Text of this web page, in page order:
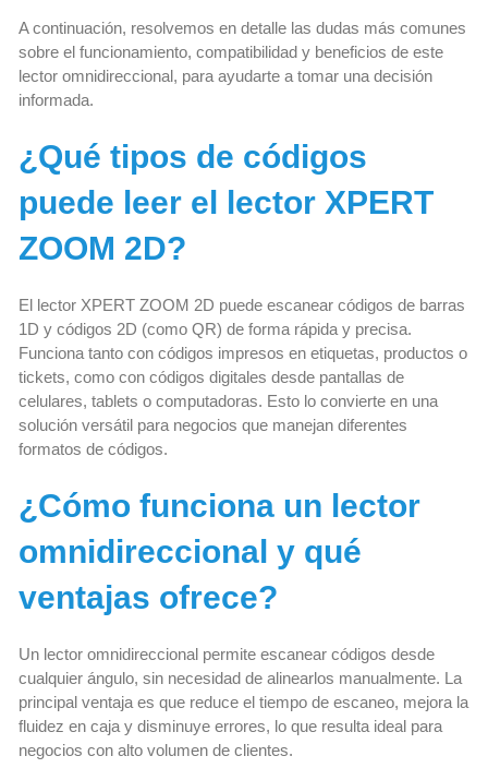
A continuación, resolvemos en detalle las dudas más comunes
sobre el funcionamiento, compatibilidad y beneficios de este
lector omnidireccional, para ayudarte a tomar una decisión
informada.
¿Qué tipos de códigos
puede leer el lector XPERT
ZOOM 2D?
El lector XPERT ZOOM 2D puede escanear códigos de barras
1D y códigos 2D (como QR) de forma rápida y precisa.
Funciona tanto con códigos impresos en etiquetas, productos o
tickets, como con códigos digitales desde pantallas de
celulares, tablets o computadoras. Esto lo convierte en una
solución versátil para negocios que manejan diferentes
formatos de códigos.
¿Cómo funciona un lector
omnidireccional y qué
ventajas ofrece?
Un lector omnidireccional permite escanear códigos desde
cualquier ángulo, sin necesidad de alinearlos manualmente. La
principal ventaja es que reduce el tiempo de escaneo, mejora la
fluidez en caja y disminuye errores, lo que resulta ideal para
negocios con alto volumen de clientes.